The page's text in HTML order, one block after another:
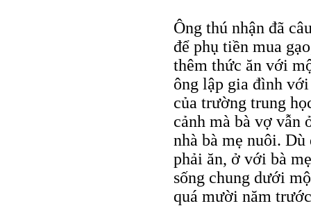
Ông thú nhận đã
để phụ tiền mua
thêm thức ăn với
ông lập gia đình
của trường trung
cảnh mà bà vợ vẫn
nhà bà mẹ nuôi.
phải ăn, ở với bà
sống chung dưới
quá mười năm